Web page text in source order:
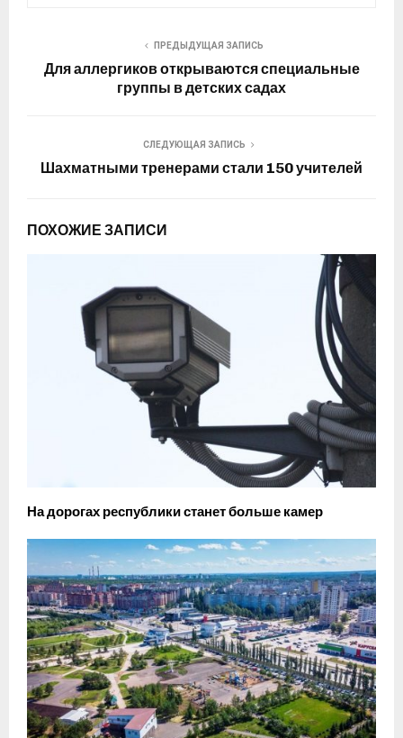
ПРЕДЫДУЩАЯ ЗАПИСЬ
Для аллергиков открываются специальные
группы в детских садах
СЛЕДУЮЩАЯ ЗАПИСЬ
Шахматными тренерами стали 150 учителей
ПОХОЖИЕ ЗАПИСИ
На дорогах республики станет больше камер